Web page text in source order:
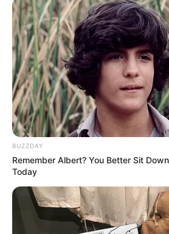
Langka Banget! 10 Pose
Katak yang Bikin Ketawa
Gemes
Ambyar! 10 Kalimat Baper
Pakai Bahasa Jawa Ini Bikin
BUZZDAY
Remember Albert? You Better Sit
Today